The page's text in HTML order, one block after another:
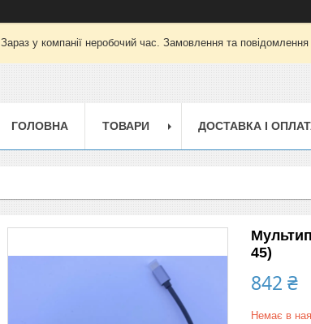
Зараз у компанії неробочий час. Замовлення та
ГОЛОВНА ТОВАРИ ДОСТАВКА І
45)
842 ₴
Немає в